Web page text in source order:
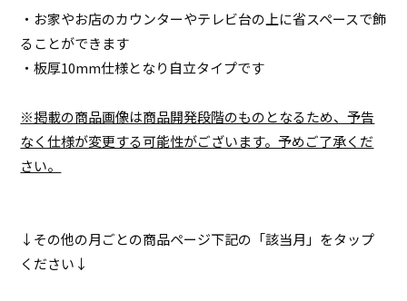
・お家やお店のカウンターやテレビ台の上に省スペースで飾
ることができます
・板厚10mm仕様となり自立タイプです
※掲載の商品画像は商品開発段階のものとなるため、予告
なく仕様が変更する可能性がございます。予めご了承くだ
さい。
↓その他の月ごとの商品ページ下記の「該当月」をタップ
ください↓